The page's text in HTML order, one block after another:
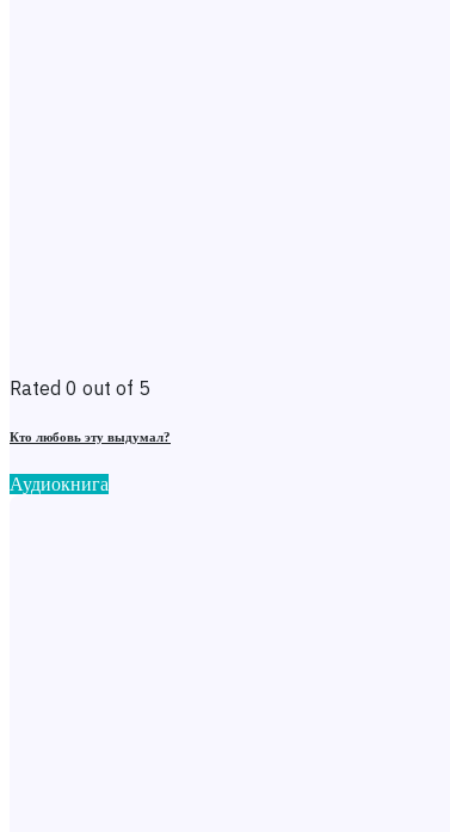
Rated 0 out of 5
Кто любовь эту выдумал?
Аудиокнига